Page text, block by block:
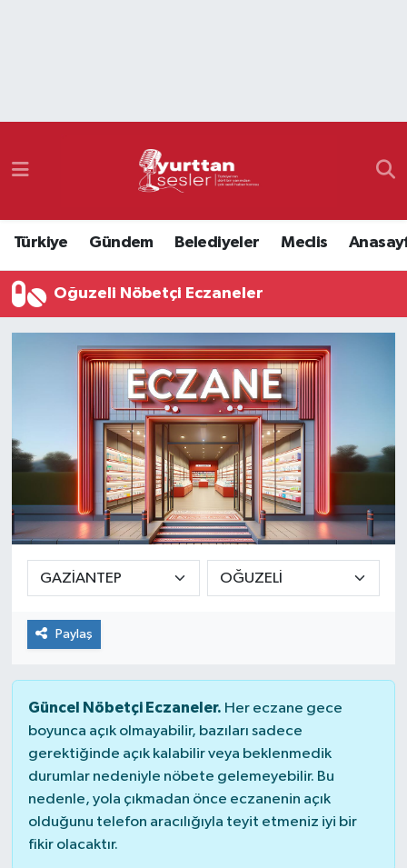
Türkiye Gündem Belediyeler Meclis
Oğuzeli Nöbetçi Eczaneler
Paylaş
Güncel Nöbetçi Eczaneler. Her eczane gece
boyunca açık olmayabilir, bazıları sadece
gerektiğinde açık kalabilir veya beklenmedik
durumlar nedeniyle nöbete gelemeyebilir. Bu
nedenle, yola çıkmadan önce eczanenin açık
olduğunu telefon aracılığıyla teyit etmeniz iyi bir
fikir olacaktır.
Namaz Vakitleri
Süper Lig Puan Durumu ve Fikstür
Tüm Manşetler
Son Dakika Haberleri
Haber Arşivi